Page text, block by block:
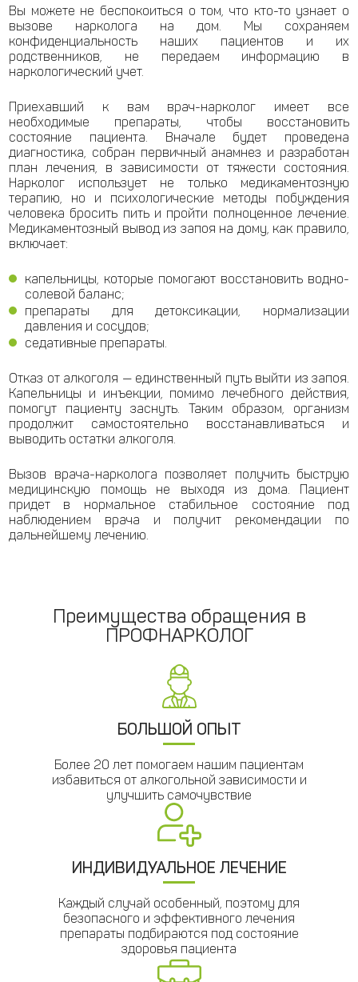
Вы можете не беспокоиться о том, что кто-то узнает о
вызове нарколога на дом. Мы сохраняем
конфиденциальность наших пациентов и их
родственников, не передаем информацию в
наркологический учет.
Приехавший к вам врач-нарколог имеет все
необходимые препараты, чтобы восстановить
состояние пациента. Вначале будет проведена
диагностика, собран первичный анамнез и разработан
план лечения, в зависимости от тяжести состояния.
Нарколог использует не только медикаментозную
терапию, но и психологические методы побуждения
человека бросить пить и пройти полноценное лечение.
Медикаментозный вывод из запоя на дому, как правило,
включает:
капельницы, которые помогают восстановить водно-
солевой баланс;
препараты для детоксикации, нормализации
давления и сосудов;
седативные препараты.
Отказ от алкоголя — единственный путь выйти из запоя.
Капельницы и инъекции, помимо лечебного действия,
помогут пациенту заснуть. Таким образом, организм
продолжит самостоятельно восстанавливаться и
выводить остатки алкоголя.
Вызов врача-нарколога позволяет получить быструю
медицинскую помощь не выходя из дома. Пациент
придет в нормальное стабильное состояние под
наблюдением врача и получит рекомендации по
дальнейшему лечению.
Преимущества обращения в
ПРОФНАРКОЛОГ
БОЛЬШОЙ ОПЫТ
Более 20 лет помогаем нашим пациентам
избавиться от алкогольной зависимости и
улучшить самочувствие
ИНДИВИДУАЛЬНОЕ ЛЕЧЕНИЕ
Каждый случай особенный, поэтому для
безопасного и эффективного лечения
препараты подбираются под состояние
здоровья пациента